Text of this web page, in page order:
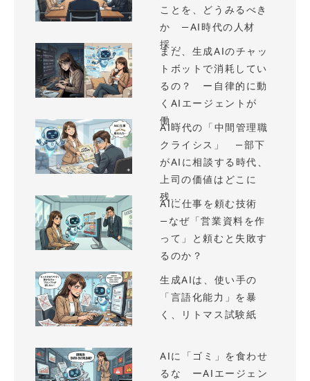
ことを、どうみるべき
か —AI時代の人材
採...
まだ、生成AIのチャッ
トボットで消耗してい
るの？ ー自律的に動
くAIエージェントが
働...
AI時代の「中間管理職
クライシス」 —部下
がAIに相談する時代、
上司の価値はどこに
残...
AIに仕事を頼む技術
—なぜ「営業資料を作
って」と頼むと失敗す
るのか？
生成AIは、使い手の
「言語化能力」を暴
く、リトマス試験紙
AIに「ゴミ」を食わせ
るな ーAIエージェン